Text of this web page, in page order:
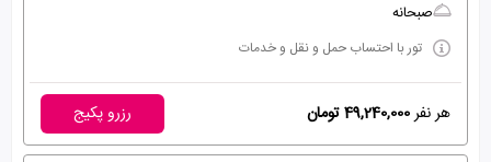
صبحانه
تور با احتساب حمل و نقل و خدمات
هر نفر49,240,000 تومان رزرو پکیج